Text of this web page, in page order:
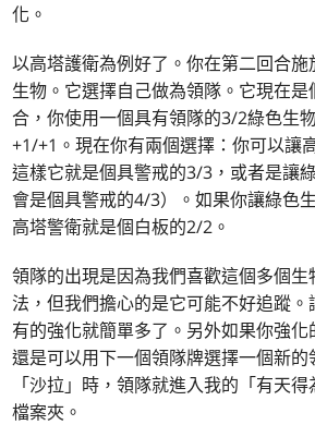
化。
以高塔護衛為例好了。你在第二回合
生物。它選擇自己做為領隊。它現在
合，你使用一個具有領隊的3/2綠色生
+1/+1。現在你有兩個選擇：你可以讓
這樣它就是個具警戒的3/3，或者是讓
會是個具警戒的4/3）。如果你讓綠色
高塔警衛就是個白板的2/2。
領隊的出現是因為我們喜歡這個多個
法，但我們擔心的是它可能不好追蹤
有的強化就簡單多了。另外如果你強
還是可以用下一個領隊牌選擇一個新的
「沙拉」時，領隊就進入我的「有天得
檔案夾。